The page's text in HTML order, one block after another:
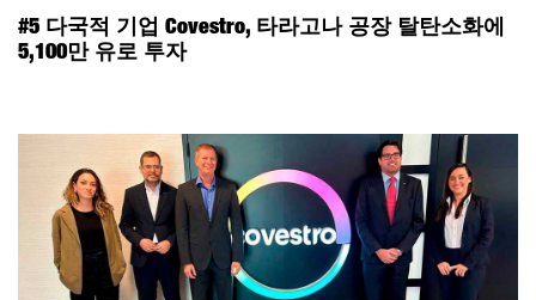
#5 다국적 기업 Covestro, 타라고나 공장 탈탄소화에
5,100만 유로 투자